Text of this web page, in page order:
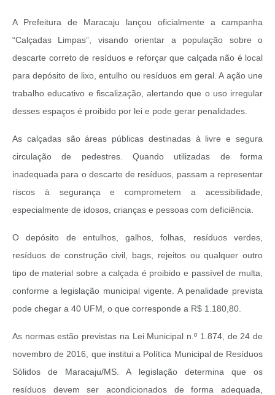
A Prefeitura de Maracaju lançou oficialmente a campanha
“Calçadas Limpas”, visando orientar a população sobre o
descarte correto de resíduos e reforçar que calçada não é local
para depósito de lixo, entulho ou resíduos em geral. A ação une
trabalho educativo e fiscalização, alertando que o uso irregular
desses espaços é proibido por lei e pode gerar penalidades.
As calçadas são áreas públicas destinadas à livre e segura
circulação de pedestres. Quando utilizadas de forma
inadequada para o descarte de resíduos, passam a representar
riscos à segurança e comprometem a acessibilidade,
especialmente de idosos, crianças e pessoas com deficiência.
O depósito de entulhos, galhos, folhas, resíduos verdes,
resíduos de construção civil, bags, rejeitos ou qualquer outro
tipo de material sobre a calçada é proibido e passível de multa,
conforme a legislação municipal vigente. A penalidade prevista
pode chegar a 40 UFM, o que corresponde a R$ 1.180,80.
As normas estão previstas na Lei Municipal n.º 1.874, de 24 de
novembro de 2016, que institui a Política Municipal de Resíduos
Sólidos de Maracaju/MS. A legislação determina que os
resíduos devem ser acondicionados de forma adequada,